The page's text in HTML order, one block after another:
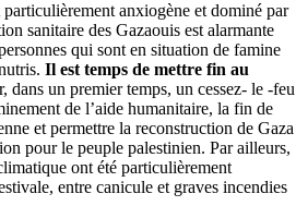
anxiogène et dominé par
sanitaire des Gazaouis est alarmante
qui sont en situation de famine
Il est temps de mettre fin au
dans un premier temps, un cessez- le -feu
de l’aide humanitaire, la fin de
et permettre la reconstruction de Gaza
pour le peuple palestinien. Par ailleurs,
ont été particulièrement
entre canicule et graves incendies